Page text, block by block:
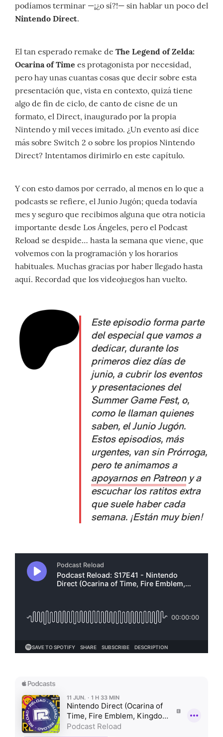
podíamos terminar —¡¿o sí?!— sin hablar un poco del
Nintendo Direct.
El tan esperado remake de The Legend of Zelda:
Ocarina of Time es protagonista por necesidad,
pero hay unas cuantas cosas que decir sobre esta
presentación que, vista en contexto, quizá tiene
algo de fin de ciclo, de canto de cisne de un
formato, el Direct, inaugurado por la propia
Nintendo y mil veces imitado. ¿Un evento así dice
más sobre Switch 2 o sobre los propios Nintendo
Direct? Intentamos dirimirlo en este capítulo.
Y con esto damos por cerrado, al menos en lo que a
podcasts se refiere, el Junio Jugón; queda todavía
mes y seguro que recibimos alguna que otra noticia
importante desde Los Ángeles, pero el Podcast
Reload se despide… hasta la semana que viene, que
volvemos con la programación y los horarios
habituales. Muchas gracias por haber llegado hasta
aquí. Recordad que los videojuegos han vuelto.
Este episodio forma parte
del especial que vamos a
dedicar, durante los
primeros diez días de
junio, a cubrir los eventos
y presentaciones del
Summer Game Fest, o,
como le llaman quienes
saben, el Junio Jugón.
Estos episodios, más
urgentes, van sin Prórroga,
pero te animamos a
apoyarnos en Patreony a
escuchar los ratitos extra
que suele haber cada
semana. ¡Están muy bien!